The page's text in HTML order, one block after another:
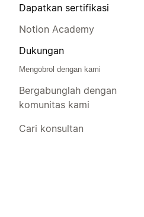
Dapatkan sertifikasi
Notion Academy
Dukungan
Mengobrol dengan kami
Bergabunglah dengan
komunitas kami
Cari konsultan